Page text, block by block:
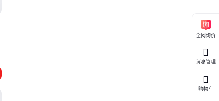
全网询价
消息管理
购物车